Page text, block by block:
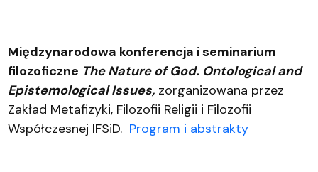
Międzynarodowa konferencja i seminarium
filozoficzne The Nature of God. Ontological and
Epistemological Issues,zorganizowana przez
Zakład Metafizyki, Filozofii Religii i Filozofii
Współczesnej IFSiD. Program i abstrakty